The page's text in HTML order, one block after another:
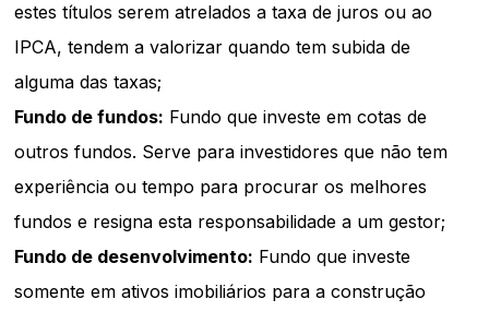
estes títulos serem atrelados a taxa de juros ou ao
IPCA, tendem a valorizar quando tem subida de
alguma das taxas;
Fundo de fundos: Fundo que investe em cotas de
outros fundos. Serve para investidores que não tem
experiência ou tempo para procurar os melhores
fundos e resigna esta responsabilidade a um gestor;
Fundo de desenvolvimento: Fundo que investe
somente em ativos imobiliários para a construção